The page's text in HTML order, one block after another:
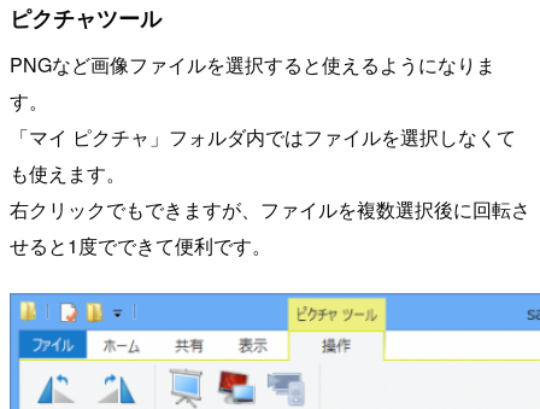
ピクチャツール
PNGなど画像ファイルを選択すると使えるようになりま
す。
「マイ ピクチャ」フォルダ内ではファイルを選択しなくて
も使えます。
右クリックでもできますが、ファイルを複数選択後に回転さ
せると1度でできて便利です。